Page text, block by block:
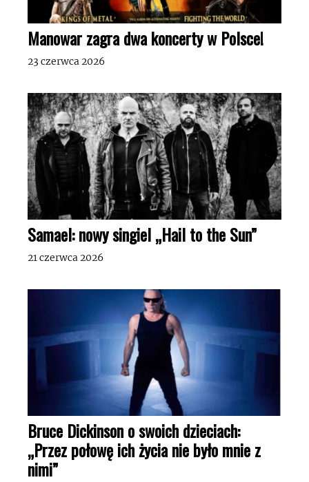
Manowar zagra dwa koncerty w Polsce!
23 czerwca 2026
Samael: nowy singiel „Hail to the Sun”
21 czerwca 2026
Bruce Dickinson o swoich dzieciach:
„Przez połowę ich życia nie było mnie z
nimi”